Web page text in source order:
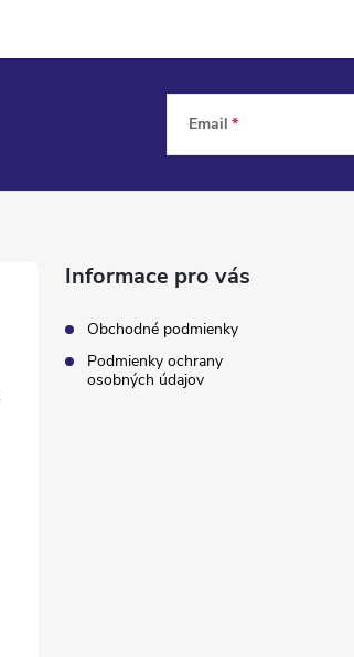
Email
Informace pro vás
Obchodné podmienky
Podmienky ochrany
osobných údajov